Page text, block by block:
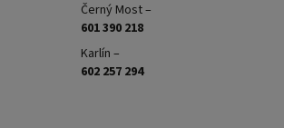
Černý Most –
601 390 218
Karlín –
602 257 294